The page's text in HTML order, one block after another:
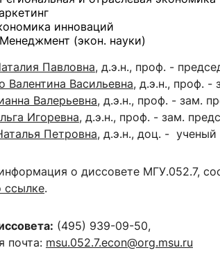
инноваций
(экон. науки)
Павловна, д.э.н., проф. -
Валентина Васильевна, д.э.н., проф. -
Валерьевна, д.э.н., проф. - зам.
Игоревна, д.э.н., проф. - зам.
Петровна, д.э.н., доц. - ученый
о диссовете МГУ.052.7,
ссылке.
(495) 939-09-50,
почта: msu.052.7.econ@org.msu.ru